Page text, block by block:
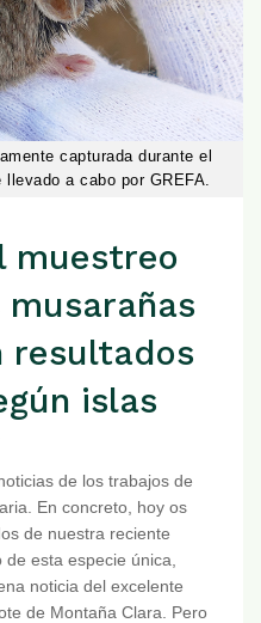
capturada durante el
a cabo por GREFA.
muestreo
resultados
islas
de los trabajos de
En concreto, hoy os
de nuestra reciente
esta especie única,
noticia del excelente
de Montaña Clara. Pero